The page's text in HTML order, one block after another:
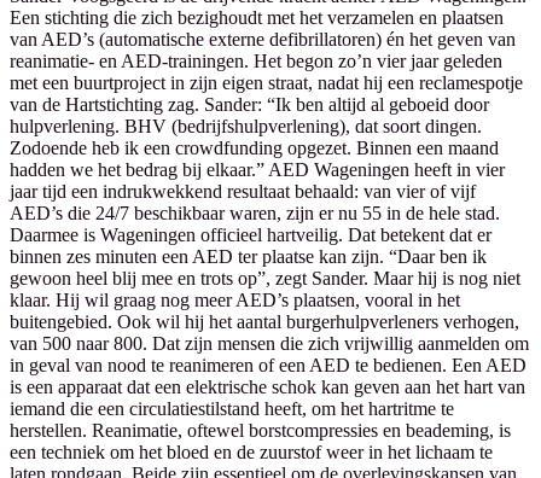
Een stichting die zich bezighoudt met het verzamelen en plaatsen
van AED’s (automatische externe defibrillatoren) én het geven van
reanimatie- en AED-trainingen. Het begon zo’n vier jaar geleden
met een buurtproject in zijn eigen straat, nadat hij een reclamespotje
van de Hartstichting zag. Sander: “Ik ben altijd al geboeid door
hulpverlening. BHV (bedrijfshulpverlening), dat soort dingen.
Zodoende heb ik een crowdfunding opgezet. Binnen een maand
hadden we het bedrag bij elkaar.” AED Wageningen heeft in vier
jaar tijd een indrukwekkend resultaat behaald: van vier of vijf
AED’s die 24/7 beschikbaar waren, zijn er nu 55 in de hele stad.
Daarmee is Wageningen officieel hartveilig. Dat betekent dat er
binnen zes minuten een AED ter plaatse kan zijn. “Daar ben ik
gewoon heel blij mee en trots op”, zegt Sander. Maar hij is nog niet
klaar. Hij wil graag nog meer AED’s plaatsen, vooral in het
buitengebied. Ook wil hij het aantal burgerhulpverleners verhogen,
van 500 naar 800. Dat zijn mensen die zich vrijwillig aanmelden om
in geval van nood te reanimeren of een AED te bedienen. Een AED
is een apparaat dat een elektrische schok kan geven aan het hart van
iemand die een circulatiestilstand heeft, om het hartritme te
herstellen. Reanimatie, oftewel borstcompressies en beademing, is
een techniek om het bloed en de zuurstof weer in het lichaam te
laten rondgaan. Beide zijn essentieel om de overlevingskansen van